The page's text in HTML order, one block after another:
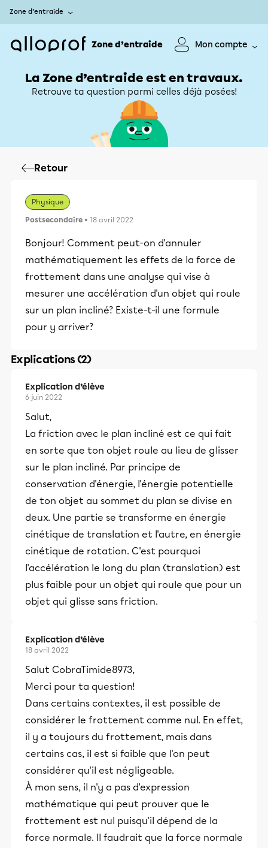
Zone d’entraide
Zone d’entraide Mon compte
La Zone d’entraide est en travaux.
Retrouve ta question parmi celles déjà posées!
Retour
Physique
Postsecondaire • 18 avril 2022
Bonjour! Comment peut-on d'annuler
mathématiquement les effets de la force de
frottement dans une analyse qui vise à
mesurer une accélération d'un objet qui roule
sur un plan incliné? Existe-t-il une formule
pour y arriver?
Explications (2)
Explication d’élève
6 juin 2022
Salut,
La friction avec le plan incliné est ce qui fait
en sorte que ton objet roule au lieu de glisser
sur le plan incliné. Par principe de
conservation d'énergie, l'énergie potentielle
de ton objet au sommet du plan se divise en
deux. Une partie se transforme en énergie
cinétique de translation et l'autre, en énergie
cinétique de rotation. C'est pourquoi
l'accélération le long du plan (translation) est
plus faible pour un objet qui roule que pour un
objet qui glisse sans friction.
Explication d’élève
18 avril 2022
Salut CobraTimide8973,
Merci pour ta question!
Dans certains contextes, il est possible de
considérer le frottement comme nul. En effet,
il y a toujours du frottement, mais dans
certains cas, il est si faible que l'on peut
considérer qu'il est négligeable.
À mon sens, il n'y a pas d'expression
mathématique qui peut prouver que le
frottement est nul puisqu'il dépend de la
force normale. Il faudrait que la force normale